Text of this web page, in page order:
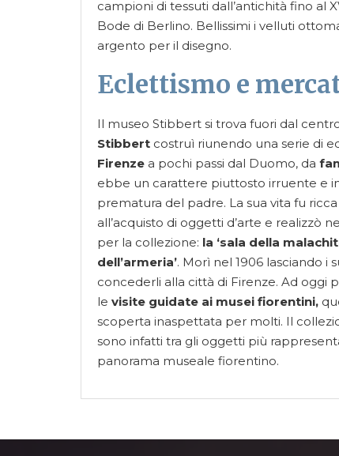
campioni di tessuti dall’antichità fino al
Bode di Berlino. Bellissimi i velluti
argento per il disegno.
Eclettismo e
Il museo Stibbert si trova fuori dal
Stibbert costruì riunendo una serie di
Firenze a pochi passi dal Duomo, da
ebbe un carattere piuttosto irruente e
prematura del padre. La sua vita fu
all’acquisto di oggetti d’arte e realizzò
per la collezione: la ‘sala della
dell’armeria’. Morì nel 1906 lasciando i
concederli alla città di Firenze. Ad oggi
le visite guidate ai musei fiorentini,
scoperta inaspettata per molti. Il
sono infatti tra gli oggetti più
panorama museale fiorentino.